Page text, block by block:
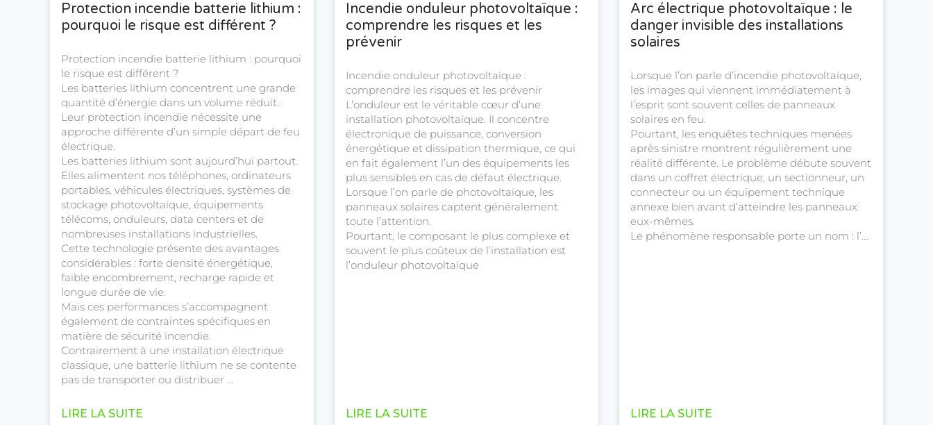
Protection incendie batterie lithium :
pourquoi le risque est différent ?
Protection incendie batterie lithium : pourquoi
le risque est différent ?
Les batteries lithium concentrent une grande
quantité d’énergie dans un volume réduit.
Leur protection incendie nécessite une
approche différente d’un simple départ de feu
électrique.
Les batteries lithium sont aujourd’hui partout.
Elles alimentent nos téléphones, ordinateurs
portables, véhicules électriques, systèmes de
stockage photovoltaïque, équipements
télécoms, onduleurs, data centers et de
nombreuses installations industrielles.
Cette technologie présente des avantages
considérables : forte densité énergétique,
faible encombrement, recharge rapide et
longue durée de vie.
Mais ces performances s’accompagnent
également de contraintes spécifiques en
matière de sécurité incendie.
Contrairement à une installation électrique
classique, une batterie lithium ne se contente
pas de transporter ou distribuer …
LIRE LA SUITE
Incendie onduleur photovoltaïque :
comprendre les risques et les
prévenir
Incendie onduleur photovoltaïque :
comprendre les risques et les prévenir
L’onduleur est le véritable cœur d’une
installation photovoltaïque. Il concentre
électronique de puissance, conversion
énergétique et dissipation thermique, ce qui
en fait également l’un des équipements les
plus sensibles en cas de défaut électrique.
Lorsque l’on parle de photovoltaïque, les
panneaux solaires captent généralement
toute l’attention.
Pourtant, le composant le plus complexe et
souvent le plus coûteux de l’installation est
l’onduleur photovoltaïque
LIRE LA SUITE
Arc électrique photovoltaïque : le
danger invisible des installations
solaires
Lorsque l’on parle d’incendie photovoltaïque,
les images qui viennent immédiatement à
l’esprit sont souvent celles de panneaux
solaires en feu.
Pourtant, les enquêtes techniques menées
après sinistre montrent régulièrement une
réalité différente. Le problème débute souvent
dans un coffret électrique, un sectionneur, un
connecteur ou un équipement technique
annexe bien avant d’atteindre les panneaux
eux-mêmes.
Le phénomène responsable porte un nom : l’….
LIRE LA SUITE